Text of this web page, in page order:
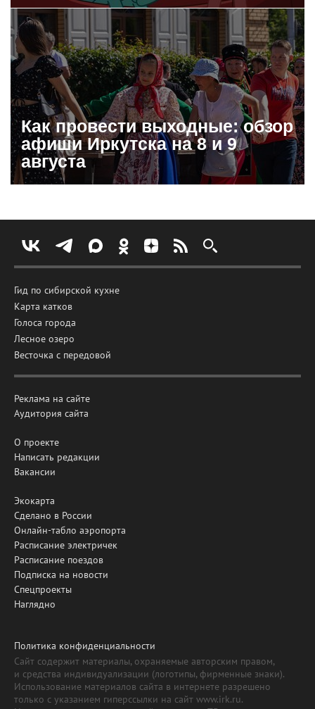
Как провести выходные: обзор
афиши Иркутска на 8 и 9
августа
Гид по сибирской кухне
Карта катков
Голоса города
Лесное озеро
Весточка с передовой
Реклама на сайте
Аудитория сайта
О проекте
Написать редакции
Вакансии
Экокарта
Сделано в России
Онлайн-табло аэропорта
Расписание электричек
Расписание поездов
Подписка на новости
Спецпроекты
Наглядно
Политика конфиденциальности
Сайт содержит материалы, охраняемые авторским правом,
и средства индивидуализации (логотипы, фирменные знаки).
Использование материалов сайта в интернете разрешено
только с указанием гиперссылки на сайт www.irk.ru.